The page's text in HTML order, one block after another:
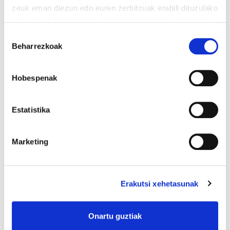
zeuk eman diezun edo euren zerbitzuak erabili dituzulako
hautatzea
Beharrezkoak
Hobespenak
Estatistika
Marketing
Erakutsi xehetasunak
Onartu guztiak
baldintzatan sinatu diren ere), eta agerian
helburua dela -edukiak eta aplikazio-
bermeak gorabehera- hitzarmenak
Confebasken neurrira ixtea. Erabateko
astakeria da ELAri negoziazio kolektiboaren
ere egiten, bera izanik erreformaren
zuen bezala, “ez dago negoziatzeko inolako
aipatzen du, baina alde batera uten du